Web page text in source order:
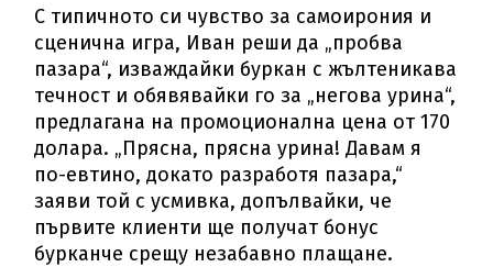
С типичното си чувство за самоирония и
сценична игра, Иван реши да „пробва
пазара“, изваждайки буркан с жълтеникава
течност и обявявайки го за „негова урина“,
предлагана на промоционална цена от 170
долара. „Прясна, прясна урина! Давам я
по-евтино, докато разработя пазара,“
заяви той с усмивка, допълвайки, че
първите клиенти ще получат бонус
бурканче срещу незабавно плащане.